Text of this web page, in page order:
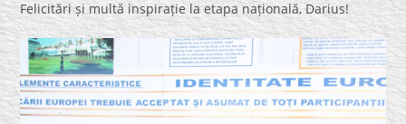
Felicitări și multă inspirație la etapa națională, Darius!